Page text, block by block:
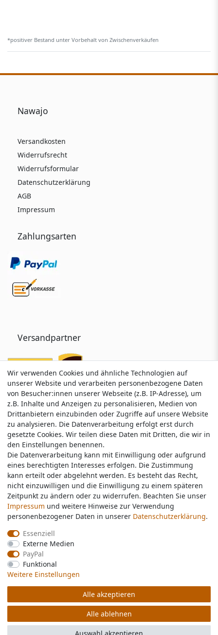
*positiver Bestand unter Vorbehalt von Zwischenverkäufen
Nawajo
Versandkosten
Widerrufsrecht
Widerrufsformular
Datenschutzerklärung
AGB
Impressum
Zahlungsarten
Versandpartner
Service & Kontakt
Wünschen Sie einen Rückruf?
service@nawajo.de
Schreiben Sie uns:
service@nawajo.de
Durchschnittliche Bewertung von
Bewertungsgrundlage des Anbieters: 5 Verkaufs- und 3 Bewertungsplattformen
© Copyright 2026 nawajo.de | Alle Rechte vorbehalten.
Wir verwenden Cookies und ähnliche Technologien auf
unserer Website und verarbeiten personenbezogene Daten
von Besucher:innen unserer Webseite (z.B. IP-Adresse), um
z.B. Inhalte und Anzeigen zu personalisieren, Medien von
Drittanbietern einzubinden oder Zugriffe auf unsere Website
zu analysieren. Die Datenverarbeitung erfolgt erst durch
gesetzte Cookies. Wir teilen diese Daten mit Dritten, die wir in
den Einstellungen benennen.
Die Datenverarbeitung kann mit Einwilligung oder aufgrund
eines berechtigten Interesses erfolgen. Die Zustimmung
kann erteilt oder abgelehnt werden. Es besteht das Recht,
nicht einzuwilligen und die Einwilligung zu einem späteren
Zeitpunkt zu ändern oder zu widerrufen. Beachten Sie unser
Impressum und weitere Hinweise zur Verwendung
personenbezogener Daten in unserer Daten­schutz­erklärung.
Essenziell
Externe Medien
PayPal
Funktional
Weitere Einstellungen
Alle akzeptieren
Alle ablehnen
Wir verwenden Cookies und ähnliche Technologien auf
unserer Website und verarbeiten personenbezogene Daten
von Besucher:innen unserer Webseite (z.B. IP-Adresse), um
z.B. Inhalte und Anzeigen zu personalisieren, Medien von
Drittanbietern einzubinden oder Zugriffe auf unsere Website
zu analysieren. Die Datenverarbeitung erfolgt erst durch
gesetzte Cookies. Wir teilen diese Daten mit Dritten, die wir in
den Einstellungen benennen.
Die Datenverarbeitung kann mit Einwilligung oder aufgrund
eines berechtigten Interesses erfolgen. Die Zustimmung
kann erteilt oder abgelehnt werden. Es besteht das Recht,
nicht einzuwilligen und die Einwilligung zu einem späteren
Zeitpunkt zu ändern oder zu widerrufen. Beachten Sie unser
Impressum und weitere Hinweise zur Verwendung
personenbezogener Daten in unserer Daten­schutz­erklärung.
Essenziell
Externe Medien
PayPal
Funktional
Weitere Einstellungen
Alle akzeptieren
Alle ablehnen